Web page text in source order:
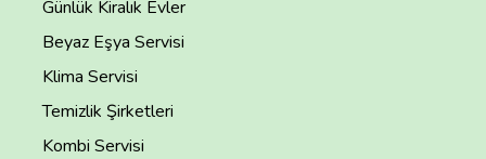
Günlük Kiralık Evler
Beyaz Eşya Servisi
Klima Servisi
Temizlik Şirketleri
Kombi Servisi